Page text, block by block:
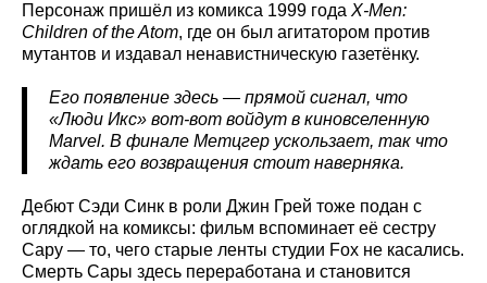
Персонаж пришёл из комикса 1999 года X-Men:
Children of the Atom, где он был агитатором против
мутантов и издавал ненавистническую газетёнку.
Его появление здесь — прямой сигнал, что
«Люди Икс» вот-вот войдут в киновселенную
Marvel. В финале Метцгер ускользает, так что
ждать его возвращения стоит наверняка.
Дебют Сэди Синк в роли Джин Грей тоже подан с
оглядкой на комиксы: фильм вспоминает её сестру
Сару — то, чего старые ленты студии Fox не касались.
Смерть Сары здесь переработана и становится